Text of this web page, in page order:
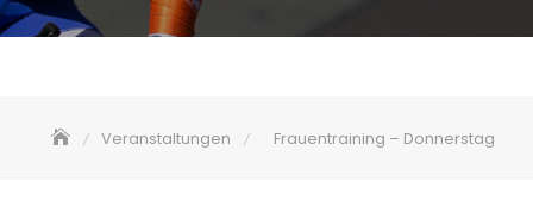
Veranstaltungen Frauentraining – Donnerstag